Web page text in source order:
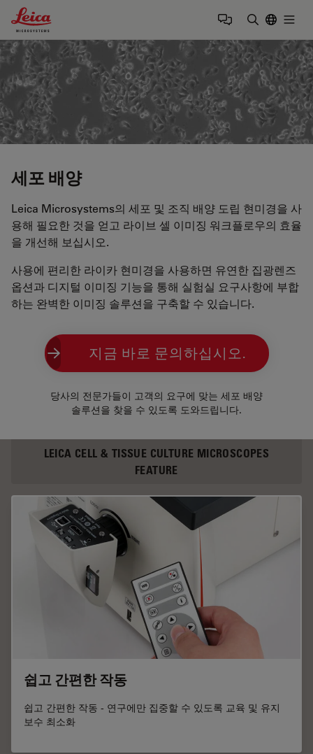
Leica Microsystems Logo
세포 배양
Leica Microsystems의 세포 및 조직 배양 도립 현미경을 사
용해 필요한 것을 얻고 라이브 셀 이미징 워크플로우의 효율
을 개선해 보십시오.
사용에 편리한 라이카 현미경을 사용하면 유연한 집광렌즈
옵션과 디지털 이미징 기능을 통해 실험실 요구사항에 부합
하는 완벽한 이미징 솔루션을 구축할 수 있습니다.
지금 바로 문의하십시오.
당사의 전문가들이 고객의 요구에 맞는 세포 배양
솔루션을 찾을 수 있도록 도와드립니다.
LEICA CELL & TISSUE CULTURE MICROSCOPES
FEATURE
쉽고 간편한 작동
쉽고 간편한 작동 - 연구에만 집중할 수 있도록 교육 및 유지
보수 최소화